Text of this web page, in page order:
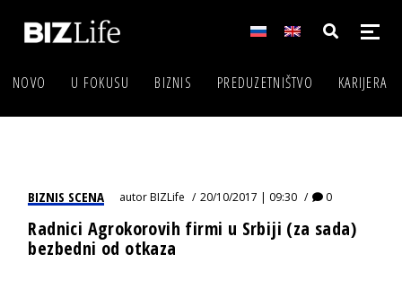
NOVO U FOKUSU BIZNIS PREDUZETNIŠTVO KARIJERA
BIZNIS SCENA autorBIZLife 20/10/2017 | 09:30 0
Radnici Agrokorovih firmi u Srbiji (za sada)
bezbedni od otkaza